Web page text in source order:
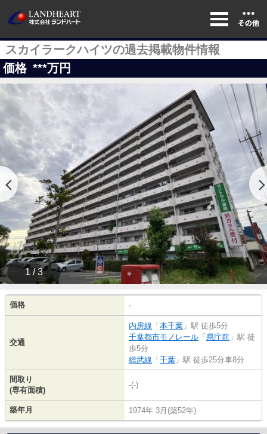
スカイラークハイツの過去掲載物件情報
価格 ***万円
1 / 3
価格 -
交通
内房線 「 本千葉 」駅 徒歩5分
千葉都市モノレール 「 県庁前 」駅 徒
歩5分
総武線 「 千葉 」駅 徒歩25分車8分
間取り
(専有面積)
-(-)
築年月 1974年 3月(築52年)